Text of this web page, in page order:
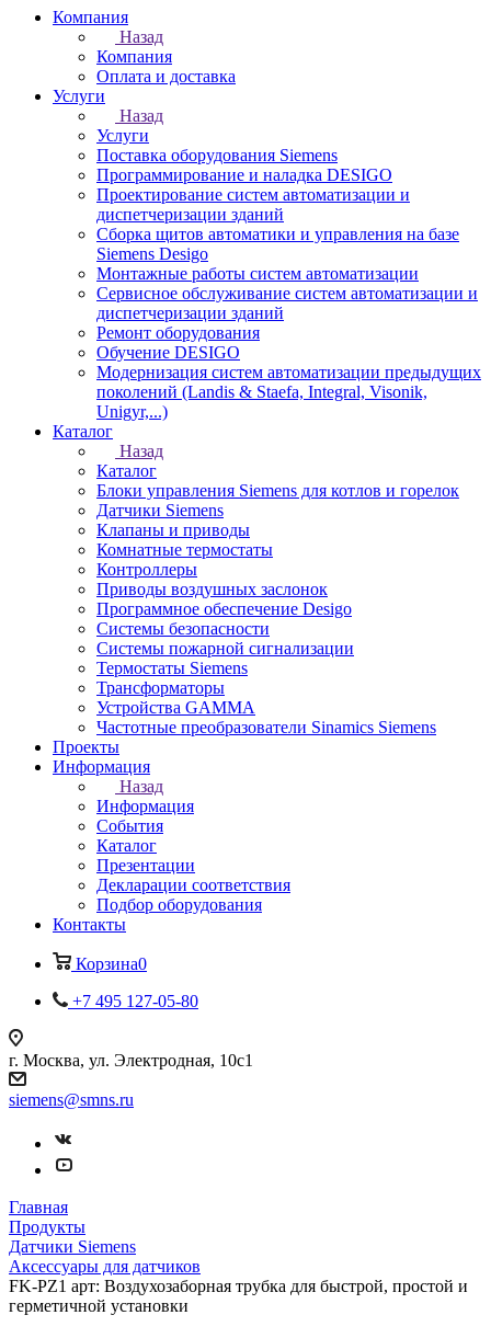
Компания
Назад
Компания
Оплата и доставка
Услуги
Назад
Услуги
Поставка оборудования Siemens
Программирование и наладка DESIGO
Проектирование систем автоматизации и
диспетчеризации зданий
Сборка щитов автоматики и управления на базе
Siemens Desigo
Монтажные работы систем автоматизации
Сервисное обслуживание систем автоматизации и
диспетчеризации зданий
Ремонт оборудования
Обучение DESIGO
Модернизация систем автоматизации предыдущих
поколений (Landis & Staefa, Integral, Visonik,
Unigyr,...)
Каталог
Назад
Каталог
Блоки управления Siemens для котлов и горелок
Датчики Siemens
Клапаны и приводы
Комнатные термостаты
Контроллеры
Приводы воздушных заслонок
Программное обеспечение Desigo
Системы безопасности
Системы пожарной сигнализации
Термостаты Siemens
Трансформаторы
Устройства GAMMA
Частотные преобразователи Sinamics Siemens
Проекты
Информация
Назад
Информация
События
Каталог
Презентации
Декларации соответствия
Подбор оборудования
Контакты
Корзина0
+7 495 127-05-80
г. Москва, ул. Электродная, 10с1
siemens@smns.ru
Главная
Продукты
Датчики Siemens
Аксессуары для датчиков
FK-PZ1 арт: Воздухозаборная трубка для быстрой, простой и
герметичной установки